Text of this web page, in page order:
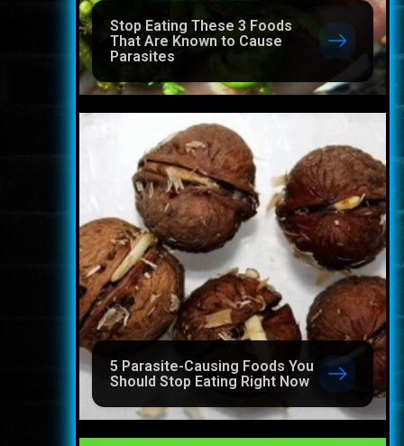
Stop Eating These 3 Foods
That Are Known to Cause
Parasites
5 Parasite-Causing Foods You
Should Stop Eating Right Now